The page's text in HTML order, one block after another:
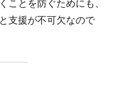
ことを防ぐためにも、
支援が不可欠なので